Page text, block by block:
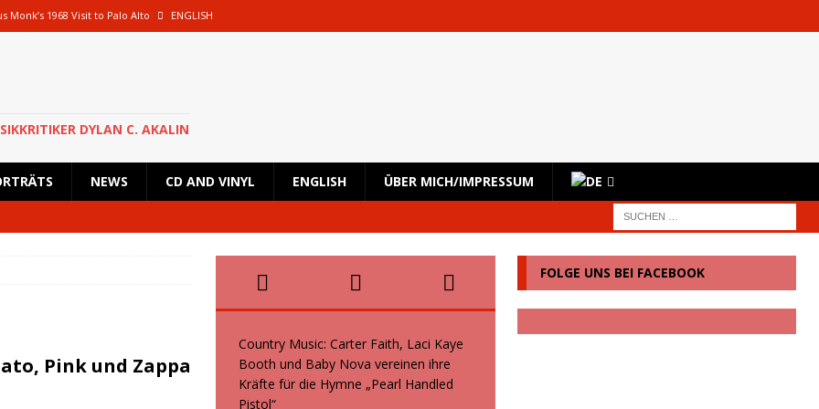
Monk’s 1968 Visit to Palo Alto ENGLISH
Creole and the Coconuts und Boogie Wonderstars machen den
italienische Fans machen den KunstRasen Bonn zu einem Platz der
DYLAN C. AKALIN
NEWS CD AND VINYL ENGLISH ÜBER MICH/IMPRESSUM
Pink und Zappa
Country Music: Carter Faith, Laci Kaye
Booth und Baby Nova vereinen ihre
Kräfte für die Hymne „Pearl Handled
Pistol“
FOLGE UNS BEI FACEBOOK